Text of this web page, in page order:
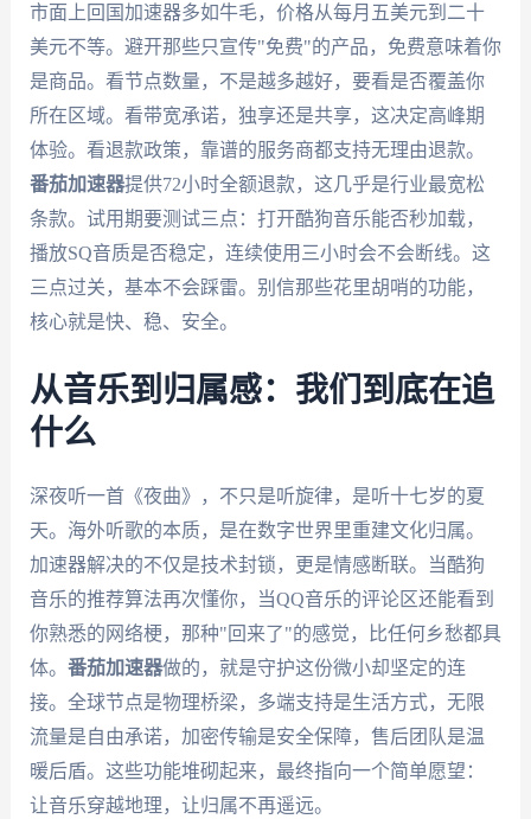
市面上回国加速器多如牛毛，价格从每月五美元到二十
美元不等。避开那些只宣传"免费"的产品，免费意味着你
是商品。看节点数量，不是越多越好，要看是否覆盖你
所在区域。看带宽承诺，独享还是共享，这决定高峰期
体验。看退款政策，靠谱的服务商都支持无理由退款。
番茄加速器提供72小时全额退款，这几乎是行业最宽松
条款。试用期要测试三点：打开酷狗音乐能否秒加载，
播放SQ音质是否稳定，连续使用三小时会不会断线。这
三点过关，基本不会踩雷。别信那些花里胡哨的功能，
核心就是快、稳、安全。
从音乐到归属感：我们到底在追
什么
深夜听一首《夜曲》，不只是听旋律，是听十七岁的夏
天。海外听歌的本质，是在数字世界里重建文化归属。
加速器解决的不仅是技术封锁，更是情感断联。当酷狗
音乐的推荐算法再次懂你，当QQ音乐的评论区还能看到
你熟悉的网络梗，那种"回来了"的感觉，比任何乡愁都具
体。 番茄加速器做的，就是守护这份微小却坚定的连
接。全球节点是物理桥梁，多端支持是生活方式，无限
流量是自由承诺，加密传输是安全保障，售后团队是温
暖后盾。这些功能堆砌起来，最终指向一个简单愿望：
让音乐穿越地理，让归属不再遥远。